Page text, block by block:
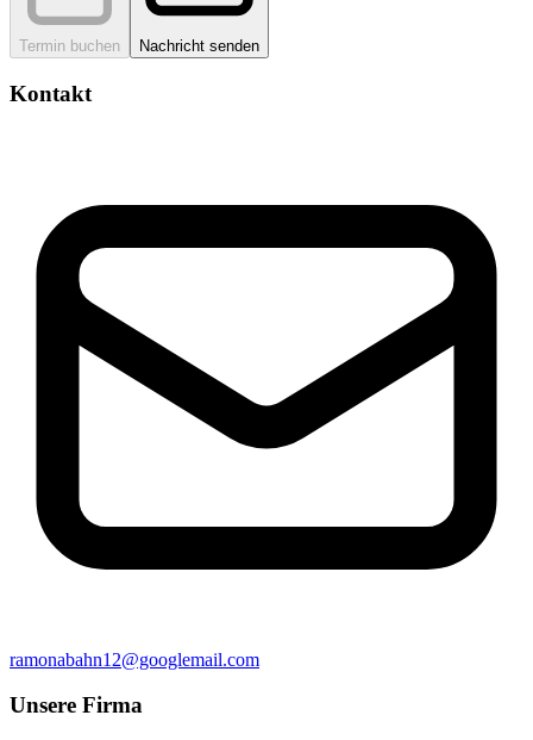
Termin buchen Nachricht senden
Kontakt
ramonabahn12@googlemail.com
Unsere Firma